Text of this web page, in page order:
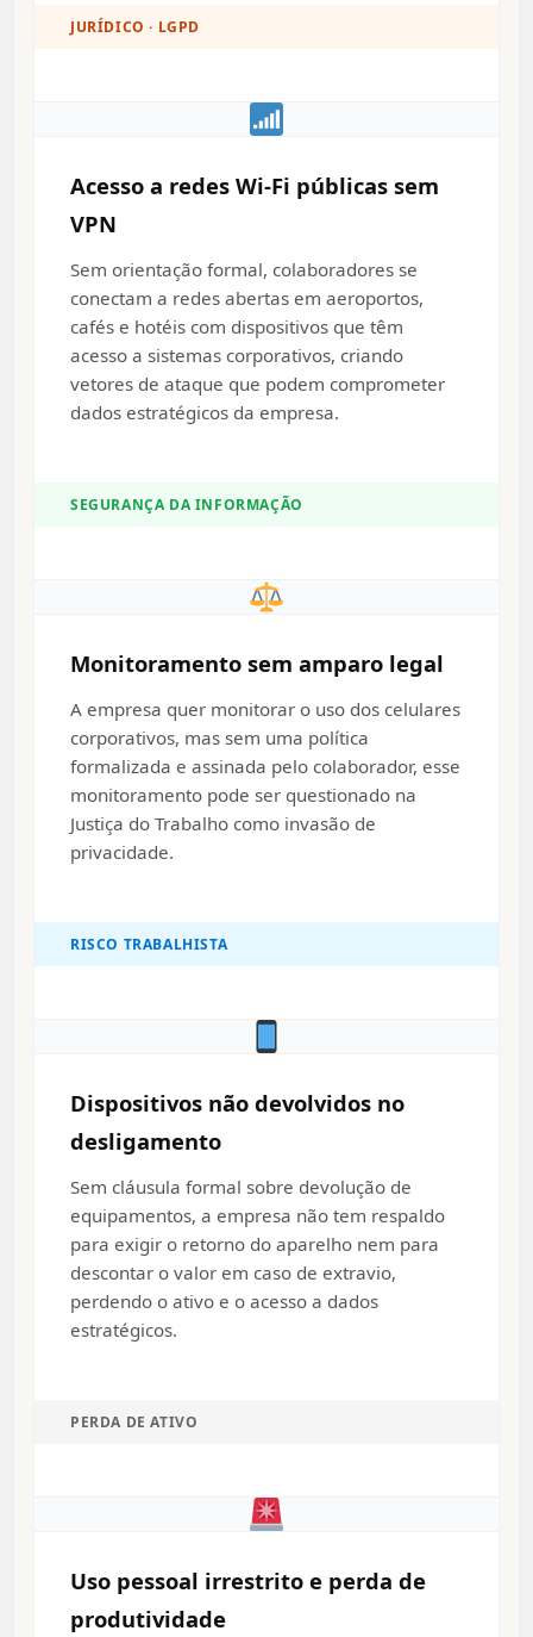
JURÍDICO · LGPD
Acesso a redes Wi-Fi públicas sem
VPN
Sem orientação formal, colaboradores se
conectam a redes abertas em aeroportos,
cafés e hotéis com dispositivos que têm
acesso a sistemas corporativos, criando
vetores de ataque que podem comprometer
dados estratégicos da empresa.
SEGURANÇA DA INFORMAÇÃO
Monitoramento sem amparo legal
A empresa quer monitorar o uso dos celulares
corporativos, mas sem uma política
formalizada e assinada pelo colaborador, esse
monitoramento pode ser questionado na
Justiça do Trabalho como invasão de
privacidade.
RISCO TRABALHISTA
Dispositivos não devolvidos no
desligamento
Sem cláusula formal sobre devolução de
equipamentos, a empresa não tem respaldo
para exigir o retorno do aparelho nem para
descontar o valor em caso de extravio,
perdendo o ativo e o acesso a dados
estratégicos.
PERDA DE ATIVO
Uso pessoal irrestrito e perda de
produtividade